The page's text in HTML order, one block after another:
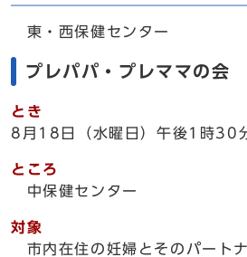
東・西保健センター
プレパパ・プレママの会
とき
8月18日（水曜日）午後1時30
ところ
中保健センター
対象
市内在住の妊婦とそのパート